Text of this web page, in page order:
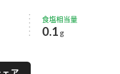
食塩相当量
0.1 g